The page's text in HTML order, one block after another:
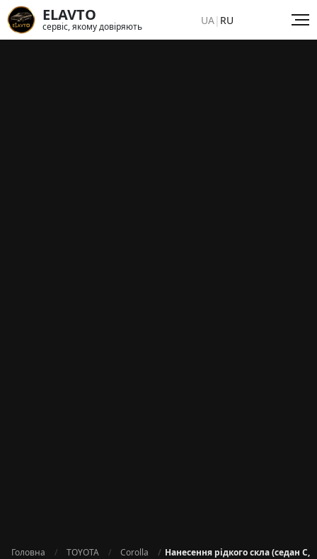
ELAVTO
сервіс, якому довіряють UA| RU
Головна TOYOTA Corolla Нанесення рідкого скла (седан C,